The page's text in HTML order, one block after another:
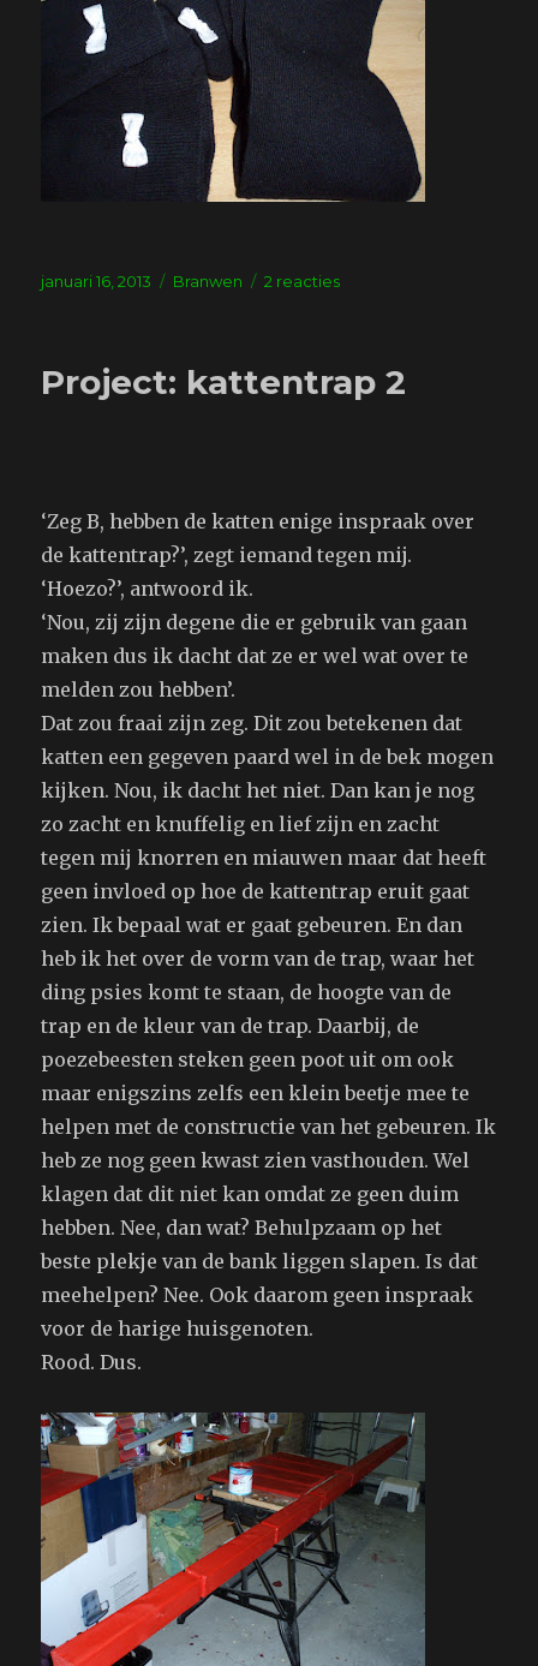
Geplaatst
januari 16, 2013 Tags
Branwen 2 reactiesop
Project: kattentrap 2
‘Zeg B, hebben de katten enige inspraak over
de kattentrap?’, zegt iemand tegen mij.
‘Hoezo?’, antwoord ik.
‘Nou, zij zijn degene die er gebruik van gaan
maken dus ik dacht dat ze er wel wat over te
melden zou hebben’.
Dat zou fraai zijn zeg. Dit zou betekenen dat
katten een gegeven paard wel in de bek mogen
kijken. Nou, ik dacht het niet. Dan kan je nog
zo zacht en knuffelig en lief zijn en zacht
tegen mij knorren en miauwen maar dat heeft
geen invloed op hoe de kattentrap eruit gaat
zien. Ik bepaal wat er gaat gebeuren. En dan
heb ik het over de vorm van de trap, waar het
ding psies komt te staan, de hoogte van de
trap en de kleur van de trap. Daarbij, de
poezebeesten steken geen poot uit om ook
maar enigszins zelfs een klein beetje mee te
helpen met de constructie van het gebeuren. Ik
heb ze nog geen kwast zien vasthouden. Wel
klagen dat dit niet kan omdat ze geen duim
hebben. Nee, dan wat? Behulpzaam op het
beste plekje van de bank liggen slapen. Is dat
meehelpen? Nee. Ook daarom geen inspraak
voor de harige huisgenoten.
Rood. Dus.